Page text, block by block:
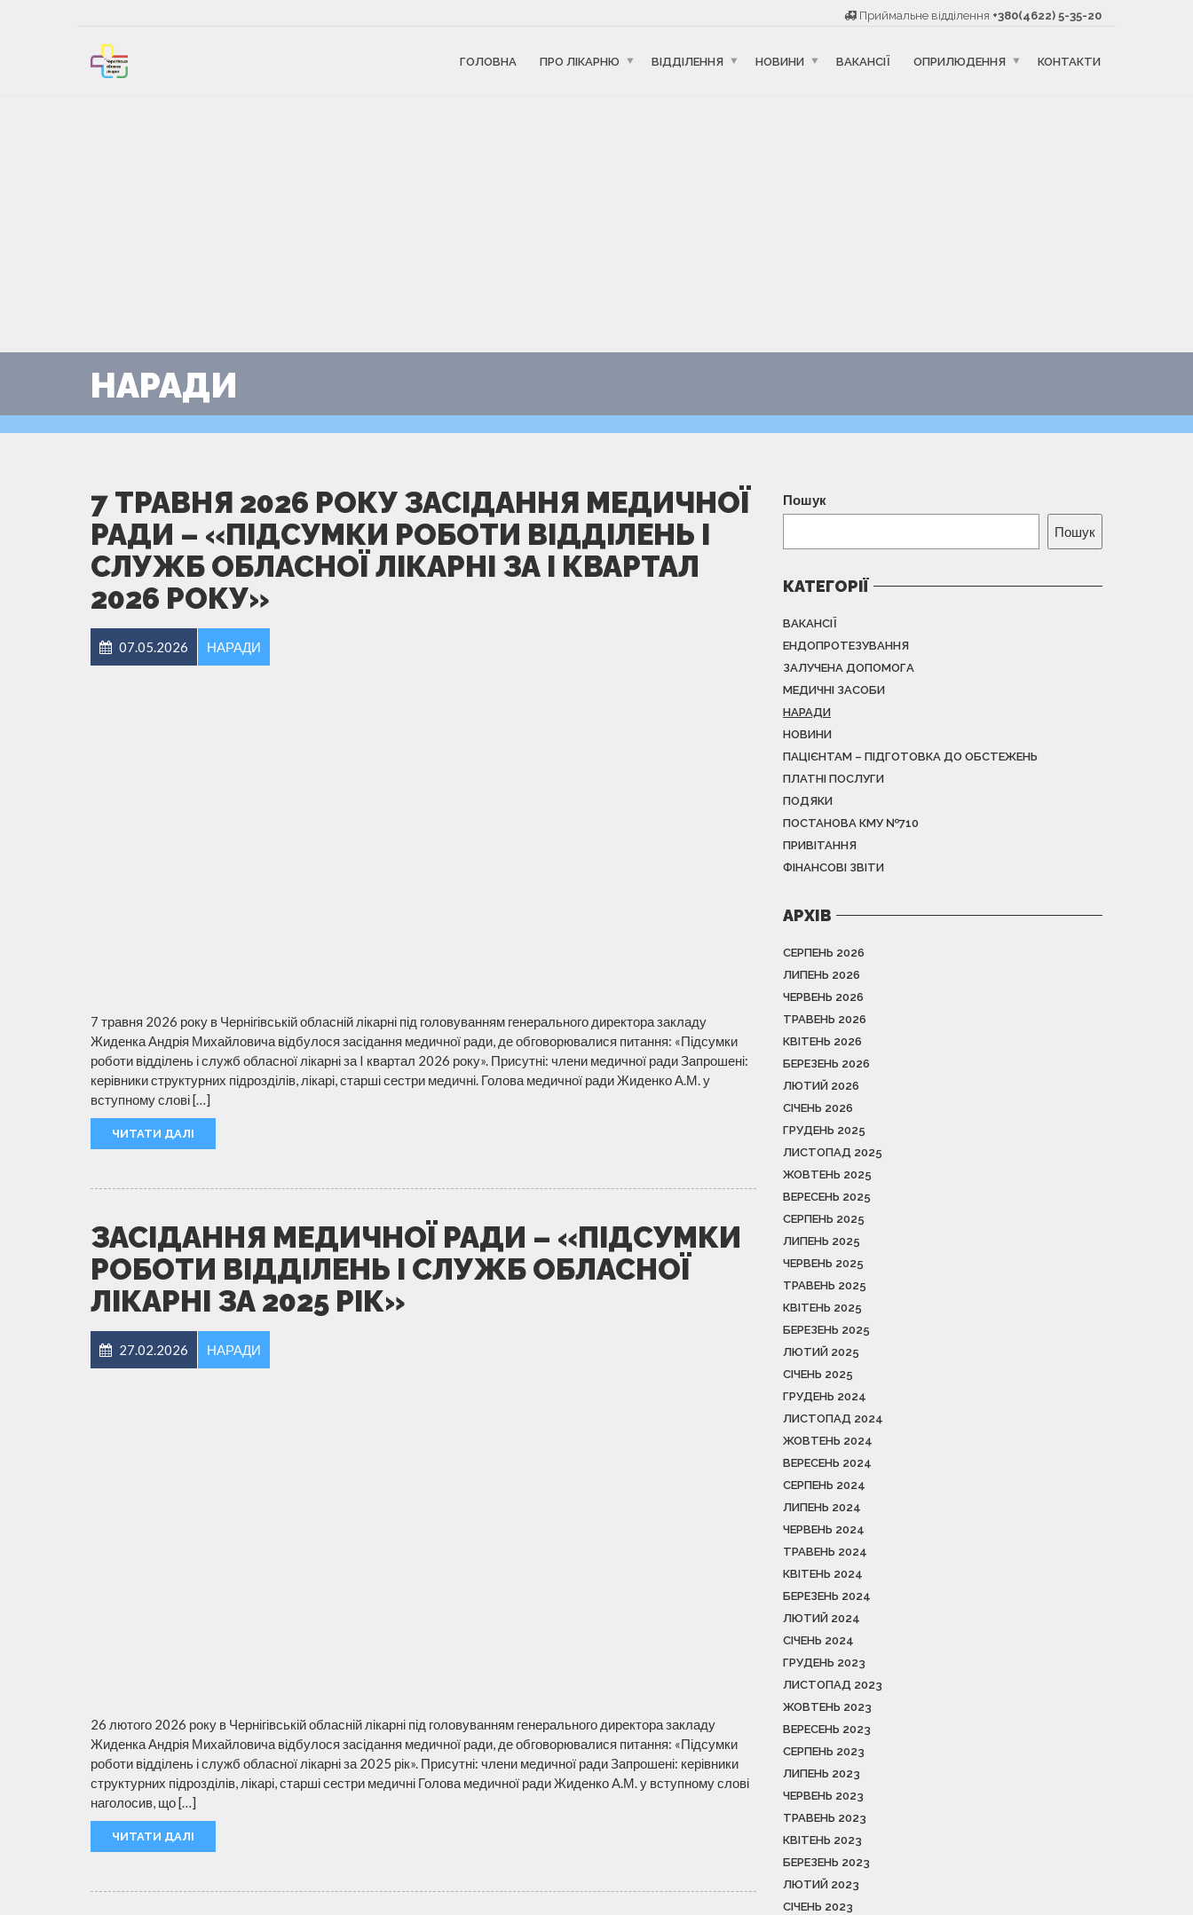
Приймальне відділення +380(4622) 5-35-20
ГОЛОВНА ПРО ЛІКАРНЮ ВІДДІЛЕННЯ НОВИНИ ВАКАНСІЇ ОПРИЛЮДЕННЯ КОНТАКТИ
НАРАДИ
7 ТРАВНЯ 2026 РОКУ ЗАСІДАННЯ МЕДИЧНОЇ
РАДИ – «ПІДСУМКИ РОБОТИ ВІДДІЛЕНЬ І
СЛУЖБ ОБЛАСНОЇ ЛІКАРНІ ЗА I КВАРТАЛ
2026 РОКУ»
07.05.2026 НАРАДИ
7 травня 2026 року в Чернігівській обласній лікарні під головуванням генерального директора закладу
Жиденка Андрія Михайловича відбулося засідання медичної ради, де обговорювалися питання: «Підсумки
роботи відділень і служб обласної лікарні за I квартал 2026 року». Присутні: члени медичної ради Запрошені:
керівники структурних підрозділів, лікарі, старші сестри медичні. Голова медичної ради Жиденко А.М. у
вступному слові […]
ЧИТАТИ ДАЛІ
ЗАСІДАННЯ МЕДИЧНОЇ РАДИ – «ПІДСУМКИ
РОБОТИ ВІДДІЛЕНЬ І СЛУЖБ ОБЛАСНОЇ
ЛІКАРНІ ЗА 2025 РІК»
27.02.2026 НАРАДИ
26 лютого 2026 року в Чернігівській обласній лікарні під головуванням генерального директора закладу
Жиденка Андрія Михайловича відбулося засідання медичної ради, де обговорювалися питання: «Підсумки
роботи відділень і служб обласної лікарні за 2025 рік». Присутні: члени медичної ради Запрошені: керівники
структурних підрозділів, лікарі, старші сестри медичні Голова медичної ради Жиденко А.М. у вступному слові
наголосив, що […]
ЧИТАТИ ДАЛІ
Пошук
Пошук
КАТЕГОРІЇ
ВАКАНСІЇ
ЕНДОПРОТЕЗУВАННЯ
ЗАЛУЧЕНА ДОПОМОГА
МЕДИЧНІ ЗАСОБИ
НАРАДИ
НОВИНИ
ПАЦІЄНТАМ – ПІДГОТОВКА ДО ОБСТЕЖЕНЬ
ПЛАТНІ ПОСЛУГИ
ПОДЯКИ
ПОСТАНОВА КМУ №710
ПРИВІТАННЯ
ФІНАНСОВІ ЗВІТИ
АРХІВ
СЕРПЕНЬ 2026
ЛИПЕНЬ 2026
ЧЕРВЕНЬ 2026
ТРАВЕНЬ 2026
КВІТЕНЬ 2026
БЕРЕЗЕНЬ 2026
ЛЮТИЙ 2026
СІЧЕНЬ 2026
ГРУДЕНЬ 2025
ЛИСТОПАД 2025
ЖОВТЕНЬ 2025
ВЕРЕСЕНЬ 2025
СЕРПЕНЬ 2025
ЛИПЕНЬ 2025
ЧЕРВЕНЬ 2025
ТРАВЕНЬ 2025
КВІТЕНЬ 2025
БЕРЕЗЕНЬ 2025
ЛЮТИЙ 2025
СІЧЕНЬ 2025
ГРУДЕНЬ 2024
ЛИСТОПАД 2024
ЖОВТЕНЬ 2024
ВЕРЕСЕНЬ 2024
СЕРПЕНЬ 2024
ЛИПЕНЬ 2024
ЧЕРВЕНЬ 2024
ТРАВЕНЬ 2024
КВІТЕНЬ 2024
БЕРЕЗЕНЬ 2024
ЛЮТИЙ 2024
СІЧЕНЬ 2024
ГРУДЕНЬ 2023
ЛИСТОПАД 2023
ЖОВТЕНЬ 2023
ВЕРЕСЕНЬ 2023
СЕРПЕНЬ 2023
ЛИПЕНЬ 2023
ЧЕРВЕНЬ 2023
ТРАВЕНЬ 2023
КВІТЕНЬ 2023
БЕРЕЗЕНЬ 2023
ЛЮТИЙ 2023
СІЧЕНЬ 2023